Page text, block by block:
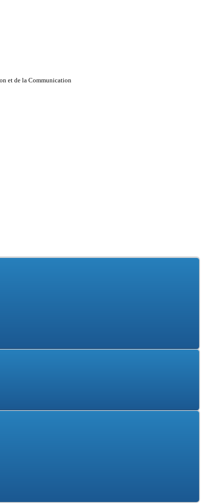
et de la Communication